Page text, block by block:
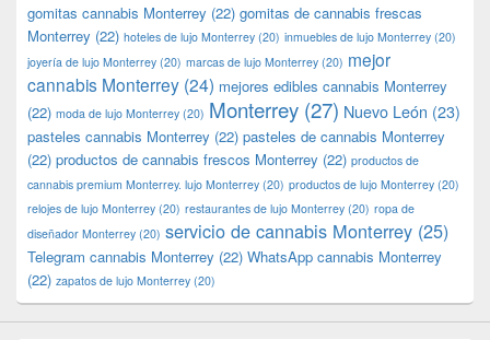
gomitas cannabis Monterrey (22) gomitas de cannabis frescas
Monterrey (22) hoteles de lujo Monterrey (20) inmuebles de lujo Monterrey (20)
joyería de lujo Monterrey (20) marcas de lujo Monterrey (20) mejor
cannabis Monterrey (24) mejores edibles cannabis Monterrey
(22) moda de lujo Monterrey (20) Monterrey (27) Nuevo León (23)
pasteles cannabis Monterrey (22) pasteles de cannabis Monterrey
(22) productos de cannabis frescos Monterrey (22) productos de
cannabis premium Monterrey. lujo Monterrey (20) productos de lujo Monterrey (20)
relojes de lujo Monterrey (20) restaurantes de lujo Monterrey (20) ropa de
diseñador Monterrey (20) servicio de cannabis Monterrey (25)
Telegram cannabis Monterrey (22) WhatsApp cannabis Monterrey
(22) zapatos de lujo Monterrey (20)